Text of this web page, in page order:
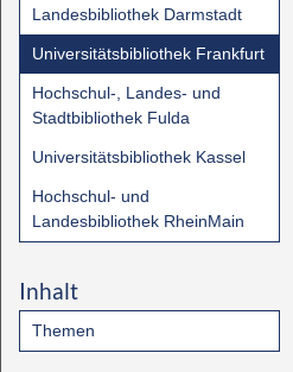
Landesbibliothek Darmstadt
Universitätsbibliothek Frankfurt
Hochschul-, Landes- und
Stadtbibliothek Fulda
Universitätsbibliothek Kassel
Hochschul- und
Landesbibliothek RheinMain
Inhalt
Themen